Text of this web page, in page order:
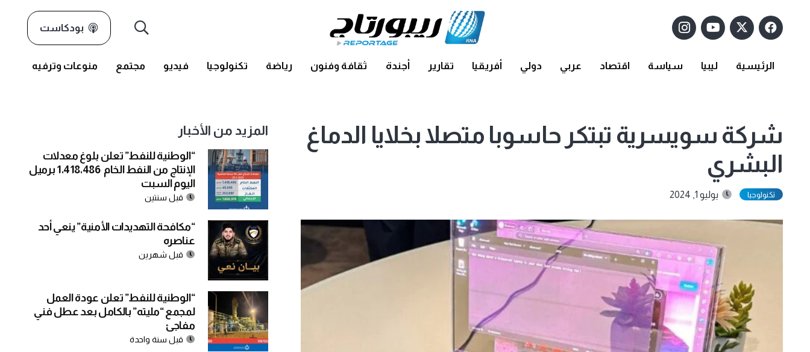
بودكاست
الرئيسية ليبيا سياسة اقتصاد عربي دولي أفريقيا تقارير أجندة ثقافة وفنون رياضة تكنولوجيا فيديو مجتمع منوعات وترفيه
شركة سويسرية تبتكر حاسوبا متصلا بخلايا الدماغ
البشري
تكنولوجيا يوليو 1, 2024
المزيد من الأخبار
“الوطنية للنفط” تعلن بلوغ معدلات
الإنتاج من النفط الخام 1،418،486 برميل
اليوم السبت
قبل سنتين
“مكافحة التهديدات الأمنية” ينعي أحد
عناصره
قبل شهرين
“الوطنية للنفط” تعلن عودة العمل
لمجمع “مليته” بالكامل بعد عطل فني
مفاجئ
قبل سنة واحدة